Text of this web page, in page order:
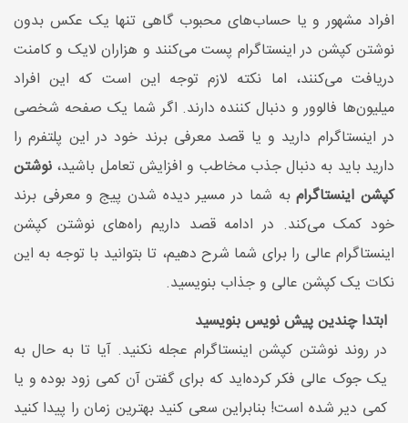
افراد مشهور و یا حساب‌های محبوب گاهی تنها یک عکس بدون
نوشتن کپشن در اینستاگرام پست می‌کنند و هزاران لایک و کامنت
دریافت می‌کنند، اما نکته لازم توجه این است که این افراد
میلیون‌ها فالوور و دنبال کننده دارند. اگر شما یک صفحه شخصی
در اینستاگرام دارید و یا قصد معرفی برند خود در این پلتفرم را
دارید باید به دنبال جذب مخاطب و افزایش تعامل باشید، نوشتن
کپشن اینستاگرامبه شما در مسیر دیده شدن پیج و معرفی برند
خود کمک می‌کند. در ادامه قصد داریم راه‌های نوشتن کپشن
اینستاگرام عالی را برای شما شرح دهیم، تا بتوانید با توجه به این
نکات یک کپشن عالی و جذاب بنویسید.
ابتدا چندین پیش نویس بنویسید
در روند نوشتن کپشن اینستاگرام عجله نکنید. آیا تا به حال به
یک جوک عالی فکر کرده‌اید که برای گفتن آن کمی زود بوده و یا
کمی دیر شده است! بنابراین سعی کنید بهترین زمان را پیدا کنید